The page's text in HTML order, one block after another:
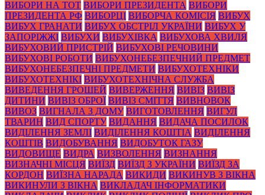
ВИБОРИ НА ТОТ ВИБОРИ ПРЕЗИДЕНТА ВИБОРИ
ПРЕЗИДЕНТА РФ ВИБОРЦІ ВИБОРЧА КОМІСІЯ ВИБУХ
ВИБУХ ГРАНАТИ ВИБУХ ОБСТРІЛ УКРАЇНИ ВИБУХ У
ЗАПОРІЖЖІ ВИБУХИ ВИБУХІВКА ВИБУХОВА ХВИЛЯ
ВИБУХОВИЙ ПРИСТРІЙ ВИБУХОВІ РЕЧОВИНИ
ВИБУХОВІ РОБОТИ ВИБУХОНЕБЕЗПЕЧНИЙ ПРЕДМЕТ
ВИБУХОНЕБЕЗПЕЧНІ ПРЕДМЕТИ ВИБУХОТЕХНІКИ
ВИБУХОТЕХНІКІ ВИБУХОТЕХНІЧНА СЛУЖБА
ВИВЕДЕННЯ ГРОШЕЙ ВИВЕРЖЕННЯ ВИВІЗ ВИВІЗ
ДИТИНИ ВИВІЗ ОБРОЇ ВИВІЗ СМІТТЯ ВИВНОВОК
ВИВОЗ ВИГНАЛА З ДОМУ ВИГОТОВЛЕННЯ ВИГУЛ
ТВАРИН ВИД СПОРТУ ВИДАННЯ ВИДАЧА ПОСИЛОК
ВИДІЛЕННЯ ЗЕМЛІ ВИДІЛЕННЯ КОШТІА ВИДІЛЕННЯ
КОШТІВ ВИДОБУВАННЯ ВИДОБУТОК ГАЗУ
ВИДОВИЩЕ ВИДРА ВИЗВОЛЕННЯ ВИЗНАННЯ
ВИЗНАЧНІ МІСЦЯ ВИЇЗД ВИЇЗД З УКРАЇНИ ВИЇЗД ЗА
КОРДОН ВИЇЗНА НАРАДА ВИКИДИ ВИКИНУВ З ВІКНА
ВИКИНУЛИ З ВІКНА ВИКЛАДАЧ ІНФОРМАТИКИ